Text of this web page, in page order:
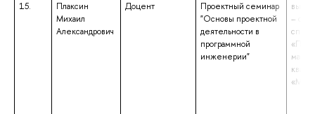
15.
Плаксин
Михаил
Александрович
Доцент
Проектный семинар
"Основы проектной
деятельности в
программной
инженерии"
–